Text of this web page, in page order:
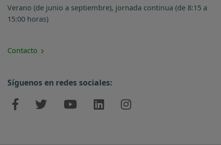
Verano (de junio a septiembre), jornada continua (de 8:15 a
15:00 horas)
Contacto
Síguenos en redes sociales: